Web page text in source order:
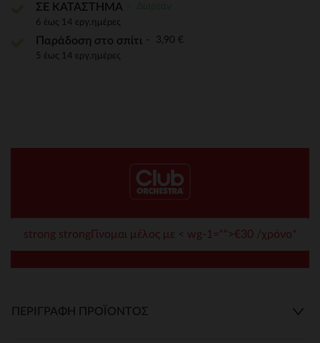
ΣΕ ΚΑΤΑΣΤΗΜΑ
6 έως 14 εργ.ημέρες
Παράδοση στο σπίτι 3,90 €
5 έως 14 εργ.ημέρες
strong strongΓίνομαι μέλος με < wg-1="">€30 /χρόνο*
ΠΕΡΙΓΡΑΦΉ ΠΡΟΪΌΝΤΟΣ